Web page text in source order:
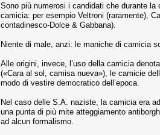
Sono più numerosi i candidati che durante
camicia: per esempio Veltroni (raramente),
contadinesco-Dolce & Gabbana).
Niente di male, anzi: le maniche di camicia
Alle origini, invece, l’uso della camicia
(«Cara al sol, camisa nueva»), le camicie
modo di vestire democratico dell’epoca.
Nel caso delle S.A. naziste, la camicia era
una punta di più mite atteggiamento
ad alcun formalismo.